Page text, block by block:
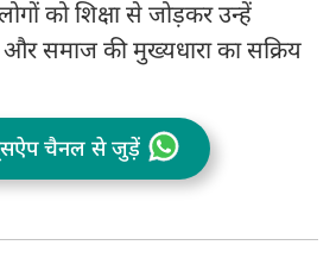
को शिक्षा से जोड़कर उन्हें
समाज की मुख्यधारा का सक्रिय
चैनल से जुड़ें